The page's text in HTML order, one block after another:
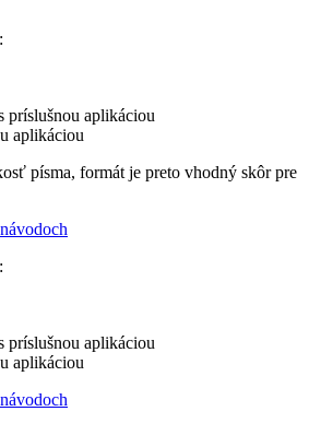
príslušnou aplikáciou
aplikáciou
písma, formát je preto vhodný skôr pre
príslušnou aplikáciou
aplikáciou